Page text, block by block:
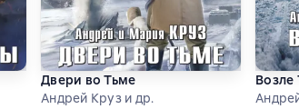
Двери во Тьме
Андрей Круз и др.
Возле